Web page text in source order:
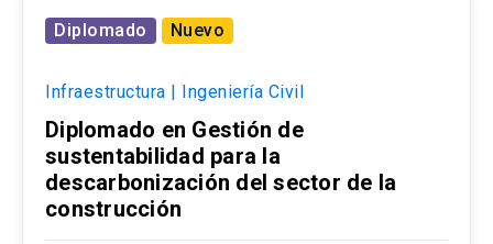
Diplomado Nuevo
Infraestructura | Ingeniería Civil
Diplomado en Gestión de
sustentabilidad para la
descarbonización del sector de la
construcción